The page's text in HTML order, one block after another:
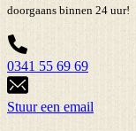
doorgaans binnen 24 uur!
0341 55 69 69
Stuur een email